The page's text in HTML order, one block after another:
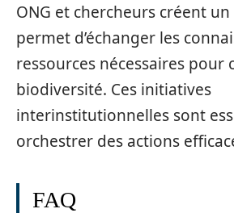
ONG et chercheurs créent
permet d’échanger les
ressources nécessaires pour
biodiversité. Ces initiatives
interinstitutionnelles sont
orchestrer des actions
FAQ